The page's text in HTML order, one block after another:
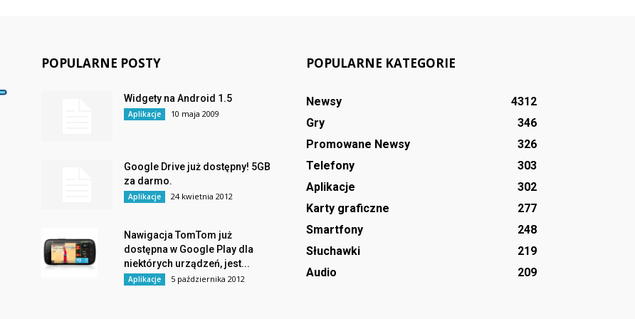
POPULARNE POSTY
Widgety na Android 1.5
Aplikacje 10 maja 2009
Google Drive już dostępny! 5GB
za darmo.
Aplikacje 24 kwietnia 2012
Nawigacja TomTom już
dostępna w Google Play dla
niektórych urządzeń, jest...
Aplikacje 5 października 2012
POPULARNE KATEGORIE
Newsy
4312
Gry
346
Promowane Newsy
326
Telefony
303
Aplikacje
302
Karty graficzne
277
Smartfony
248
Słuchawki
219
Audio
209